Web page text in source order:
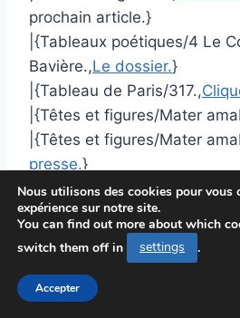
prochain article.}
|{Tableaux poétiques/4 Le
Bavière.,Le dossier.}
|{Tableau de Paris/317.,
|{Têtes et figures/Mater
|{Têtes et figures/Mater
presse.}
|{Symphonie héroïque/Le
Égypte.,L’article de presse.
|{Symbole de Constantinople
L’article de presse.
|{Sur un tableau de Raphaël
Nous utilisons des cookies pour vous
expérience sur notre site.
You can find out more about which
switch them off in
settings .
Accepter